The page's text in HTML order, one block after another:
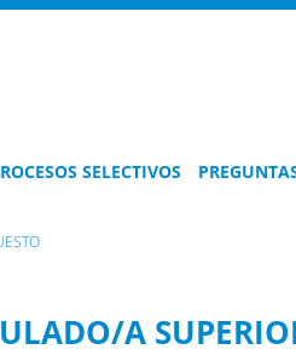
SELECTIVOS
A